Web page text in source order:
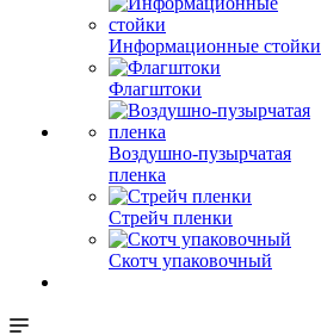
Информационные стойки
Флагштоки
Воздушно-пузырчатая
пленка
Стрейч пленки
Скотч упаковочный